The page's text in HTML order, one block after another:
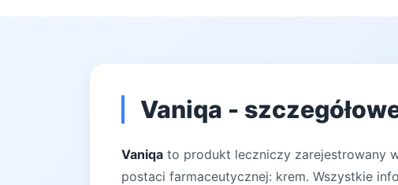
Vaniqa -
Vaniqa to produkt leczniczy zarejestrowany
postaci farmaceutycznej: krem. Wszystkie